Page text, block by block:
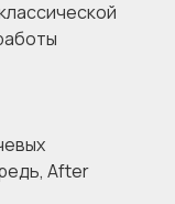
After